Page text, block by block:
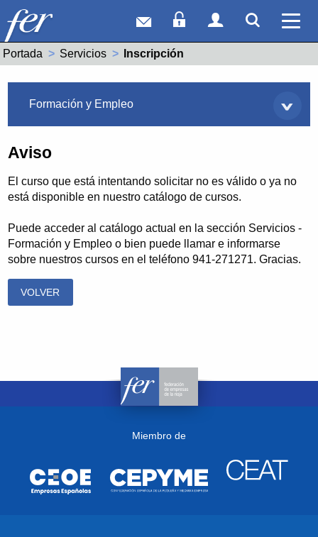
Correo webAcceso Socios
Acceso
Portada Servicios Actual:
Inscripción
Formación y Empleo
Aviso
El curso que está intentando solicitar no es válido o ya no
está disponible en nuestro catálogo de cursos.
Puede acceder al catálogo actual en la sección Servicios -
Formación y Empleo o bien puede llamar e informarse
sobre nuestros cursos en el teléfono 941-271271. Gracias.
VOLVER
Miembro de